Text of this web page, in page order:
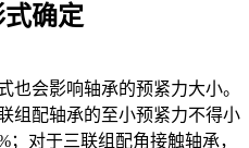
确定
会影响轴承的预紧力大小。
组配轴承的至小预紧力不得小
对于三联组配角接触轴承，